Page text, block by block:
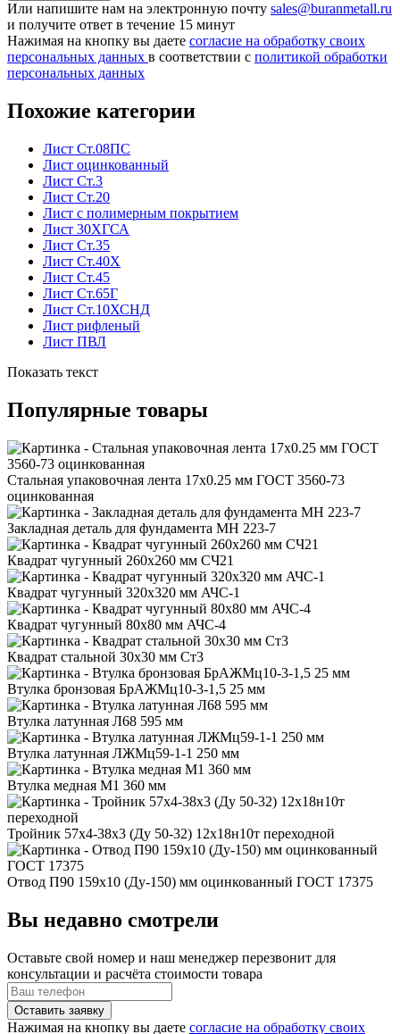
Или напишите нам на электронную почту sales@buranmetall.ru
и получите ответ в течение 15 минут
Нажимая на кнопку вы даете согласие на обработку своих
персональных данных в соответствии с политикой обработки
персональных данных
Похожие категории
Лист Ст.08ПС
Лист оцинкованный
Лист Ст.3
Лист Ст.20
Лист с полимерным покрытием
Лист 30ХГСА
Лист Ст.35
Лист Ст.40Х
Лист Ст.45
Лист Ст.65Г
Лист Ст.10ХСНД
Лист рифленый
Лист ПВЛ
Показать текст
Популярные товары
Стальная упаковочная лента 17x0.25 мм ГОСТ 3560-73
оцинкованная
Закладная деталь для фундамента МН 223-7
Квадрат чугунный 260x260 мм СЧ21
Квадрат чугунный 320x320 мм АЧС-1
Квадрат чугунный 80x80 мм АЧС-4
Квадрат стальной 30x30 мм Ст3
Втулка бронзовая БрАЖМц10-3-1,5 25 мм
Втулка латунная Л68 595 мм
Втулка латунная ЛЖМц59-1-1 250 мм
Втулка медная М1 360 мм
Тройник 57x4-38x3 (Ду 50-32) 12х18н10т переходной
Отвод П90 159x10 (Ду-150) мм оцинкованный ГОСТ 17375
Вы недавно смотрели
Оставьте свой номер и наш менеджер перезвонит для
консультации и расчёта стоимости товара
Нажимая на кнопку вы даете согласие на обработку своих